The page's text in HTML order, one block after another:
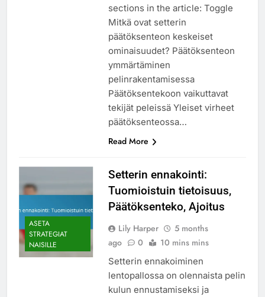
sections in the article: Toggle
Mitkä ovat setterin
päätöksenteon keskeiset
ominaisuudet? Päätöksenteon
ymmärtäminen
pelinrakentamisessa
Päätöksentekoon vaikuttavat
tekijät peleissä Yleiset virheet
päätöksenteossa…
Read More
ASETA
STRATEGIAT
NAISILLE
Setterin ennakointi:
Tuomioistuin tietoisuus,
Päätöksenteko, Ajoitus
Lily Harper
5 months
ago
0 10 mins mins
Setterin ennakoiminen
lentopallossa on olennaista pelin
kulun ennustamiseksi ja